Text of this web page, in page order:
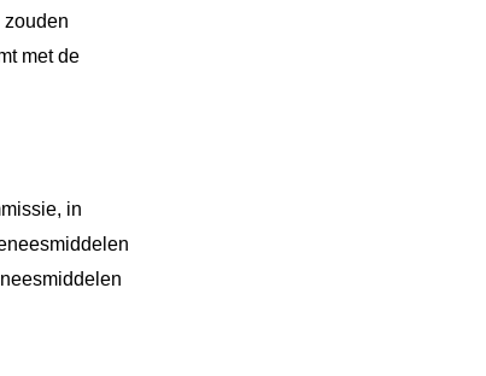
zouden
met de
in